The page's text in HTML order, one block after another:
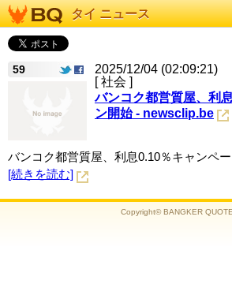
タイ ニュース
59
2025/12/04 (02:09:21)
[ 社会 ]
バンコク都営質屋、利
ン開始 - newsclip.be
バンコク都営質屋、利息0.10％キャンペ
[続きを読む]
Copyright© BANGKER QUOTE